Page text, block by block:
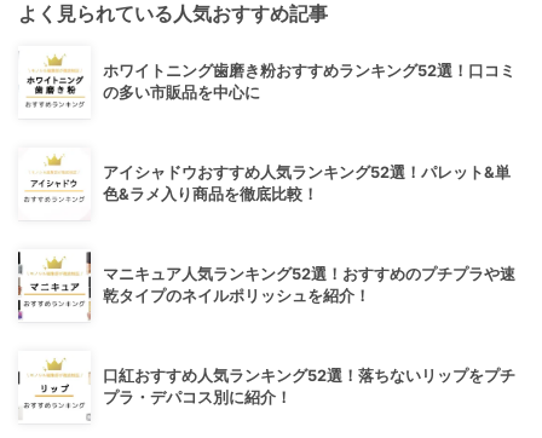
よく見られている人気おすすめ記事
ホワイトニング歯磨き粉おすすめランキング52選！口コミ
の多い市販品を中心に
アイシャドウおすすめ人気ランキング52選！パレット&単
色&ラメ入り商品を徹底比較！
マニキュア人気ランキング52選！おすすめのプチプラや速
乾タイプのネイルポリッシュを紹介！
口紅おすすめ人気ランキング52選！落ちないリップをプチ
プラ・デパコス別に紹介！